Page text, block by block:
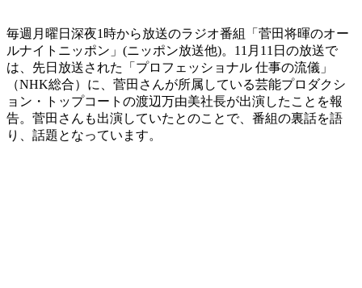
毎週月曜日深夜1時から放送のラジオ番組「菅田将暉のオー
ルナイトニッポン」(ニッポン放送他)。11月11日の放送で
は、先日放送された「プロフェッショナル 仕事の流儀」
（NHK総合）に、菅田さんが所属している芸能プロダクシ
ョン・トップコートの渡辺万由美社長が出演したことを報
告。菅田さんも出演していたとのことで、番組の裏話を語
り、話題となっています。